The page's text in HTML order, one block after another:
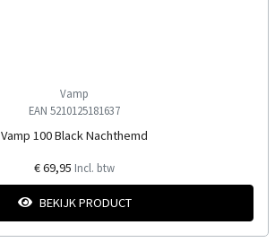
Vamp
EAN 5210125181637
Vamp 100 Black Nachthemd
€ 69,95 Incl. btw
BEKIJK PRODUCT